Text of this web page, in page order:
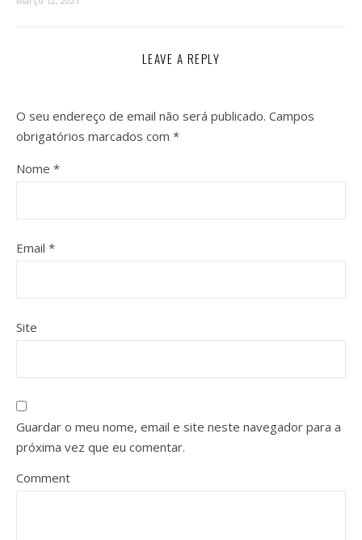
LEAVE A REPLY
O seu endereço de email não será publicado. Campos
obrigatórios marcados com *
Nome *
Email *
Site
Guardar o meu nome, email e site neste navegador para a
próxima vez que eu comentar.
Comment